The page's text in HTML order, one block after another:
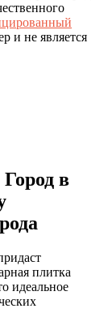
и не является
в
плитка
идеальное